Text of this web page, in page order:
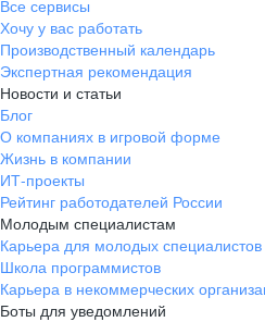
Все сервисы
Хочу у вас работать
Производственный календарь
Экспертная рекомендация
Новости и статьи
Блог
О компаниях в игровой форме
Жизнь в компании
ИТ-проекты
Рейтинг работодателей России
Молодым специалистам
Карьера для молодых специалистов
Школа программистов
Карьера в некоммерческих
Боты для уведомлений